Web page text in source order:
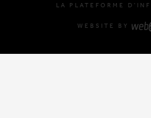
LA PLATEFORME
WEBSITE BY